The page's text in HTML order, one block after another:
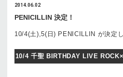
2014.06.02
PENICILLIN 決定！
10/4(土),5(日) PENICILLIN が決定し
10/4 千聖 BIRTHDAY LIVE